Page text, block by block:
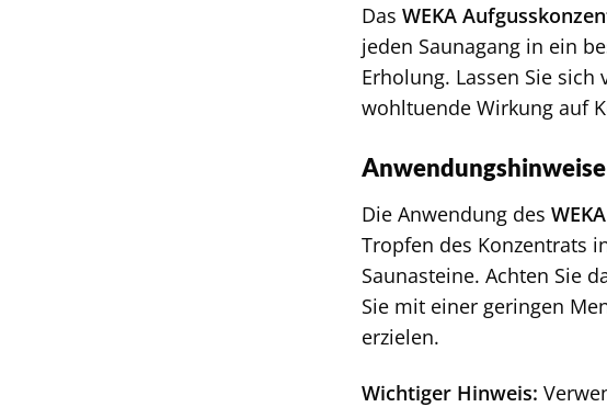
DasWEKA
jeden Saunagang in ein
Erholung. Lassen Sie
wohltuende Wirkung auf
Die Anwendung des
Tropfen des Konzentrats
Saunasteine. Achten Sie
Sie mit einer geringen
erzielen.
Wichtiger Hinweis: